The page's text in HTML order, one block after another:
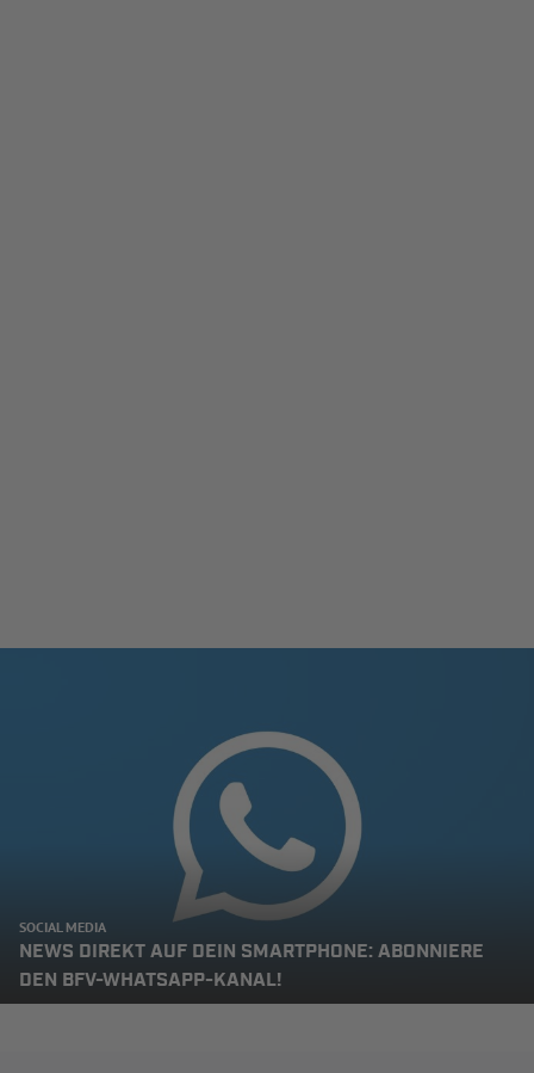
SOCIAL MEDIA
NEWS DIREKT AUF DEIN SMARTPHONE: ABONNIERE
DEN BFV-WHATSAPP-KANAL!